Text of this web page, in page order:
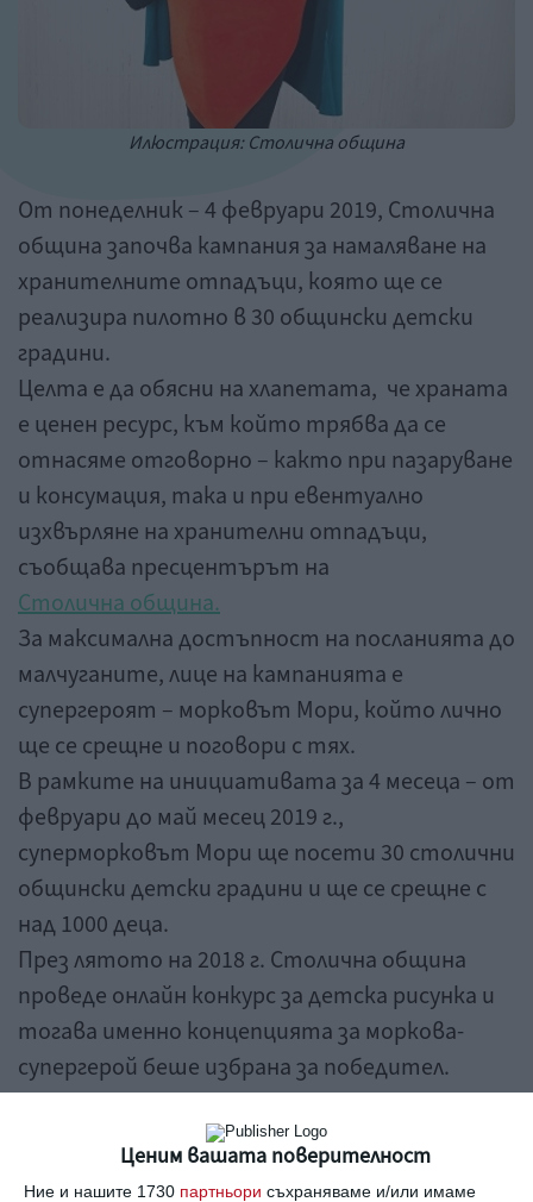
Ценим вашата поверителност
Ние и нашите 1730 партньори съхраняваме и/или имаме
Илюстрация: Столична община
От понеделник – 4 февруари 2019, Столична
община започва кампания за намаляване на
хранителните отпадъци, която ще се
реализира пилотно в 30 общински детски
градини.
Целта е да обясни на хлапетата, че храната
е ценен ресурс, към който трябва да се
отнасяме отговорно – както при пазаруване
и консумация, така и при евентуално
изхвърляне на хранителни отпадъци,
съобщава пресцентърът на
Столична община.
За максимална достъпност на посланията до
малчуганите, лице на кампанията е
супергероят – морковът Мори, който лично
ще се срещне и поговори с тях.
В рамките на инициативата за 4 месеца – от
февруари до май месец 2019 г.,
суперморковът Мори ще посети 30 столични
общински детски градини и ще се срещне с
над 1000 деца.
През лятото на 2018 г. Столична община
проведе онлайн конкурс за детска рисунка и
тогава именно концепцията за моркова-
супергерой беше избрана за победител.
В последствие рисунката на 10-годишния
Алекс Нейчев беше анимирана и превърната
в лице на кампанията.